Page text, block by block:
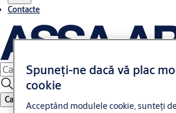
Contacte
Caută
Spuneți-ne dacă vă plac
cookie
Acceptând modulele cookie, sunteți